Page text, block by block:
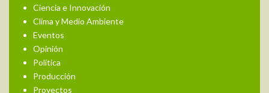
Ciencia e Innovación
Clima y Medio Ambiente
Eventos
Opinión
Política
Producción
Proyectos